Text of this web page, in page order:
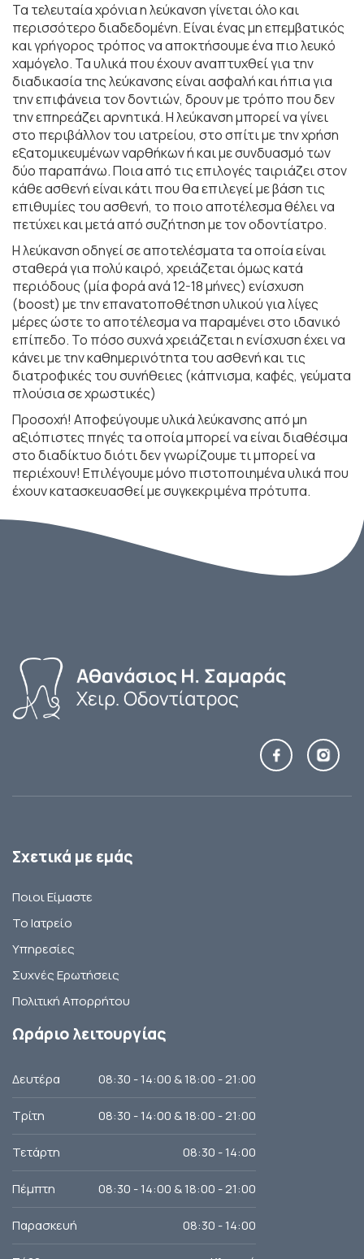
Τα τελευταία χρόνια η λεύκανση γίνεται όλο και
περισσότερο διαδεδομένη. Είναι ένας μη επεμβατικός
και γρήγορος τρόπος να αποκτήσουμε ένα πιο λευκό
χαμόγελο. Τα υλικά που έχουν αναπτυχθεί για την
διαδικασία της λεύκανσης είναι ασφαλή και ήπια για
την επιφάνεια τον δοντιών, δρουν με τρόπο που δεν
την επηρεάζει αρνητικά. Η λεύκανση μπορεί να γίνει
στο περιβάλλον του ιατρείου, στο σπίτι με την χρήση
εξατομικευμένων ναρθήκων ή και με συνδυασμό των
δύο παραπάνω. Ποια από τις επιλογές ταιριάζει στον
κάθε ασθενή είναι κάτι που θα επιλεγεί με βάση τις
επιθυμίες του ασθενή, το ποιο αποτέλεσμα θέλει να
πετύχει και μετά από συζήτηση με τον οδοντίατρο.
Η λεύκανση οδηγεί σε αποτελέσματα τα οποία είναι
σταθερά για πολύ καιρό, χρειάζεται όμως κατά
περιόδους (μία φορά ανά 12-18 μήνες) ενίσχυση
(boost) με την επανατοποθέτηση υλικού για λίγες
μέρες ώστε το αποτέλεσμα να παραμένει στο ιδανικό
επίπεδο. Το πόσο συχνά χρειάζεται η ενίσχυση έχει να
κάνει με την καθημερινότητα του ασθενή και τις
διατροφικές του συνήθειες (κάπνισμα, καφές, γεύματα
πλούσια σε χρωστικές)
Προσοχή! Αποφεύγουμε υλικά λεύκανσης από μη
αξιόπιστες πηγές τα οποία μπορεί να είναι διαθέσιμα
στο διαδίκτυο διότι δεν γνωρίζουμε τι μπορεί να
περιέχουν! Επιλέγουμε μόνο πιστοποιημένα υλικά που
έχουν κατασκευασθεί με συγκεκριμένα πρότυπα.
Σχετικά με εμάς
Ποιοι Είμαστε
Το Ιατρείο
Υπηρεσίες
Συχνές Ερωτήσεις
Πολιτική Απορρήτου
Ωράριο λειτουργίας
Δευτέρα 08:30 - 14:00 & 18:00 - 21:00
Τρίτη 08:30 - 14:00 & 18:00 - 21:00
Τετάρτη 08:30 - 14:00
Πέμπτη 08:30 - 14:00 & 18:00 - 21:00
Παρασκευή 08:30 - 14:00